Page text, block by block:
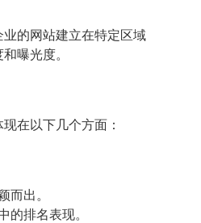
的网站建立在特定区域
曝光度。
在以下几个方面：
出。
排名表现。